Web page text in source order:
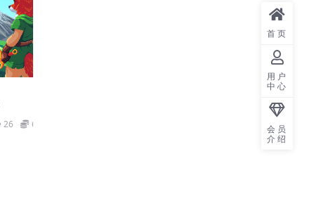
26 6.6
首页
用户
中心
会员
介绍